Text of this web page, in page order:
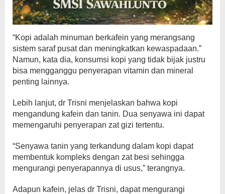
“Kopi adalah minuman berkafein yang merangsang
sistem saraf pusat dan meningkatkan kewaspadaan.”
Namun, kata dia, konsumsi kopi yang tidak bijak justru
bisa mengganggu penyerapan vitamin dan mineral
penting lainnya.
Lebih lanjut, dr Trisni menjelaskan bahwa kopi
mengandung kafein dan tanin. Dua senyawa ini dapat
memengaruhi penyerapan zat gizi tertentu.
“Senyawa tanin yang terkandung dalam kopi dapat
membentuk kompleks dengan zat besi sehingga
mengurangi penyerapannya di usus,” terangnya.
Adapun kafein, jelas dr Trisni, dapat mengurangi